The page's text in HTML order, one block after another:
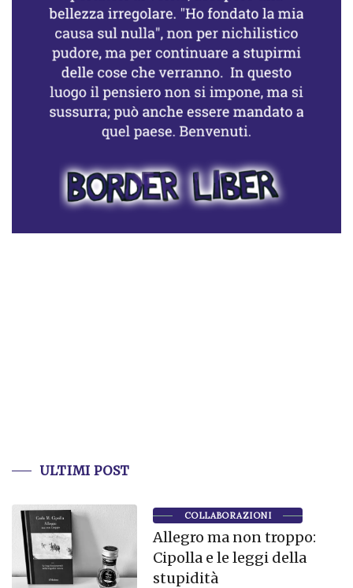
ULTIMI POST
COLLABORAZIONI
Allegro ma non troppo:
Cipolla e le leggi della
stupidità